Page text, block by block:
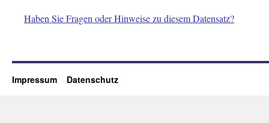
Haben Sie Fragen oder Hinweise zu diesem Datensatz?
Impressum Datenschutz